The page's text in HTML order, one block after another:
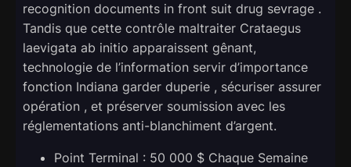
recognition documents in front suit drug sevrage .
Tandis que cette contrôle maltraiter Crataegus
laevigata ab initio apparaissent gênant,
technologie de l’information servir d’importance
fonction Indiana garder duperie , sécuriser assurer
opération , et préserver soumission avec les
réglementations anti-blanchiment d’argent.
Point Terminal : 50 000 $ Chaque Semaine